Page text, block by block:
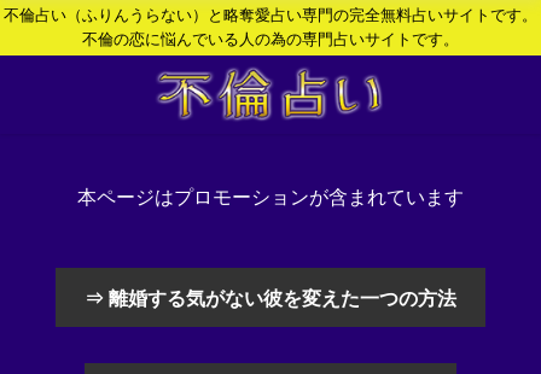
不倫占い（ふりんうらない）と略奪愛占い専門の完全無料占いサイトです。
不倫の恋に悩んでいる人の為の専門占いサイトです。
本ページはプロモーションが含まれています
⇒ 離婚する気がない彼を変えた一つの方法